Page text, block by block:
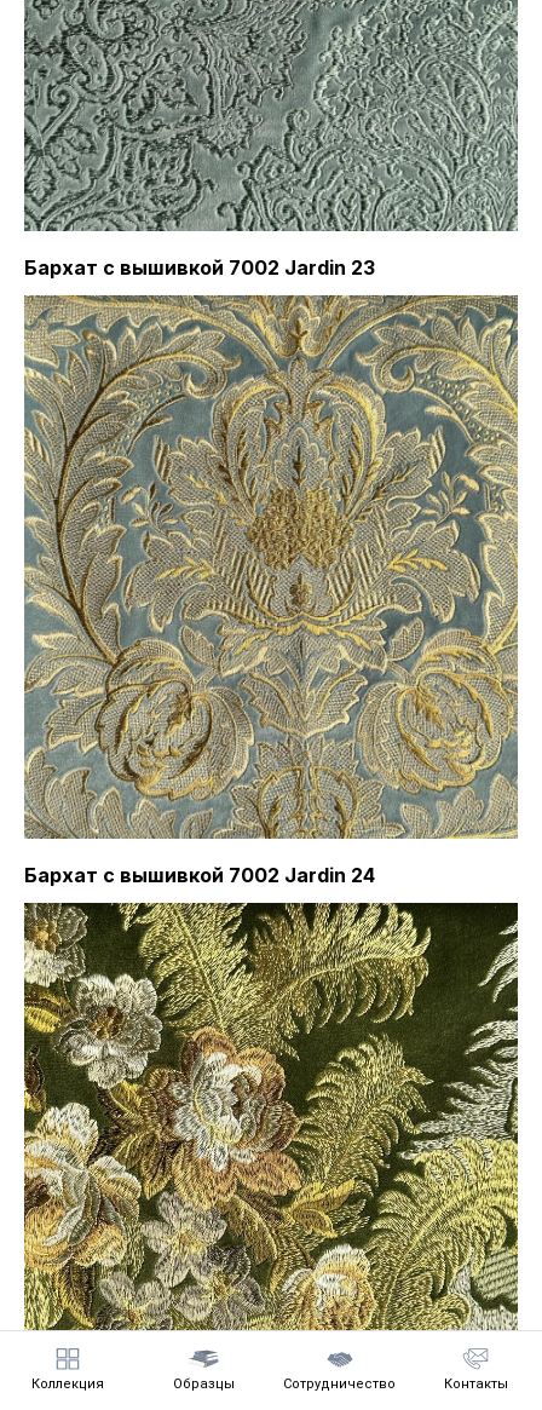
Коллекция Образцы Сотрудничество Контакты
Бархат с вышивкой 7002 Jardin 23
Бархат с вышивкой 7002 Jardin 24